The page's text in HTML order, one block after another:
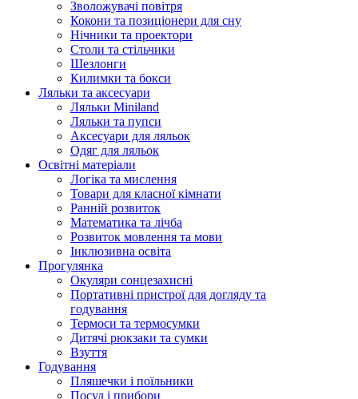
Зволожувачі повітря
Кокони та позиціонери для сну
Нічники та проектори
Столи та стільчики
Шезлонги
Килимки та бокси
Ляльки та аксесуари
Ляльки Miniland
Ляльки та пупси
Аксесуари для ляльок
Одяг для ляльок
Освітні матеріали
Логіка та мислення
Товари для класної кімнати
Ранній розвиток
Математика та лічба
Розвиток мовлення та мови
Інклюзивна освіта
Прогулянка
Окуляри сонцезахисні
Портативні пристрої для догляду та
годування
Термоси та термосумки
Дитячі рюкзаки та сумки
Взуття
Годування
Пляшечки і поїльники
Посуд і прибори